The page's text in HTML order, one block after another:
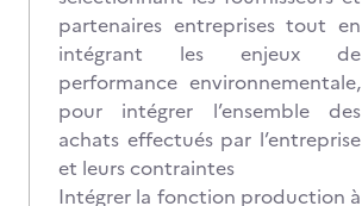
partenaires entreprises tout en
intégrant les enjeux de
performance environnementale,
pour intégrer l’ensemble des
achats effectués par l’entreprise
et leurs contraintes
Intégrer la fonction production à